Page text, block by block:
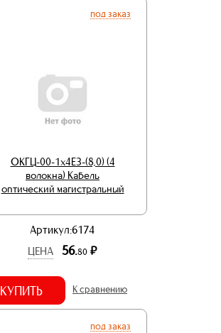
под заказ
ОКГЦ-00-1х4Е3-(8,0) (4
волокна) Кабель
оптический магистральный
Артикул:6174
ЦЕНА
56.80 р.
КУПИТЬ К сравнению
под заказ